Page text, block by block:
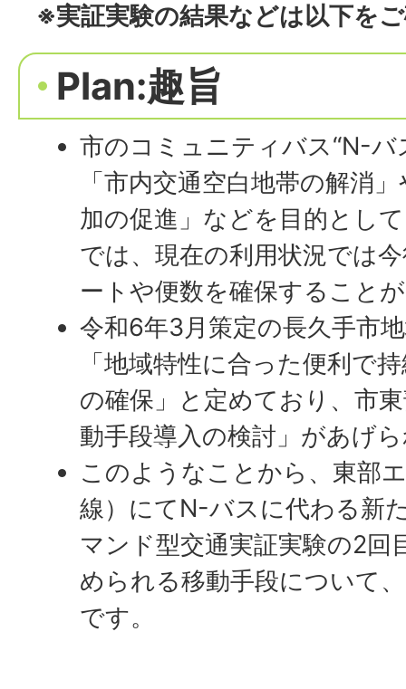
※実証実験の結果などは以下を
Plan:趣旨
市のコミュニティバス“N-バ
「市内交通空白地帯の解消
加の促進」などを目的とし
では、現在の利用状況では
ートや便数を確保すること
令和6年3月策定の長久手市
「地域特性に合った便利で
の確保」と定めており、市
動手段導入の検討」があげ
このようなことから、東部
線）にてN-バスに代わる新
マンド型交通実証実験の2回
められる移動手段について
です。